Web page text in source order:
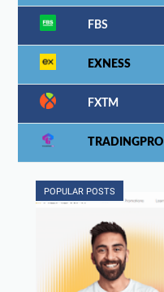
FBS
EXNESS
FXTM
TRADINGPRO
POPULAR POSTS